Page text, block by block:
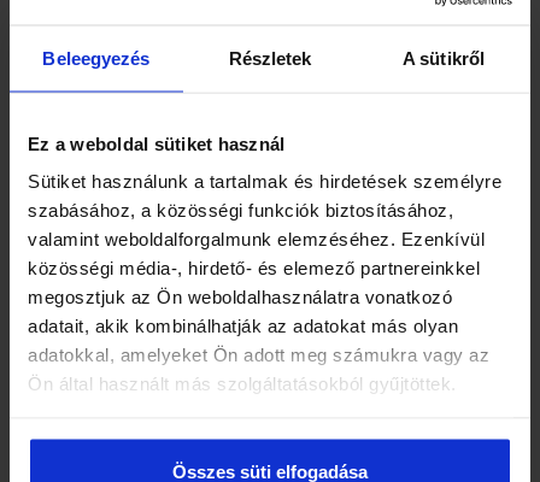
Beleegyezés Részletek A sütikről
Ez a weboldal sütiket használ
Sütiket használunk a tartalmak és hirdetések személyre
szabásához, a közösségi funkciók biztosításához,
valamint weboldalforgalmunk elemzéséhez. Ezenkívül
közösségi média-, hirdető- és elemező partnereinkkel
megosztjuk az Ön weboldalhasználatra vonatkozó
adatait, akik kombinálhatják az adatokat más olyan
adatokkal, amelyeket Ön adott meg számukra vagy az
Ön által használt más szolgáltatásokból gyűjtöttek.
Összes süti elfogadása
MAJORÁNNA
MÁLYVALEVÉL
MÁRIATÖVIS
MARTILAPU
MATÉ
MEDVESZŐLŐ
MUSTÁRMAG
ÖKÖRFARKKÓRÓ